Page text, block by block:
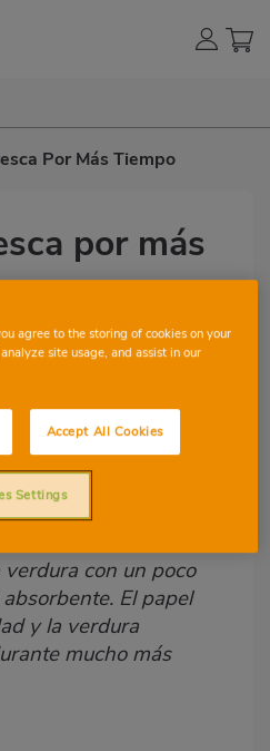
Por Más Tiempo
por más
de las
con un poco
El papel
y la verdura
mucho más
agree to the storing of cookies on your
site usage, and assist in our
Accept All Cookies
Settings